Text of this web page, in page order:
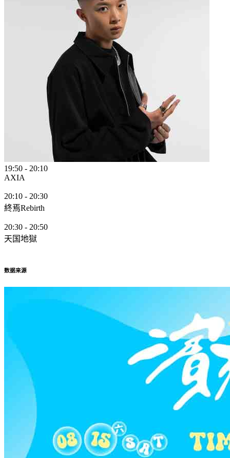
19:50 - 20:10
AXIA
20:10 - 20:30
終焉Rebirth
20:30 - 20:50
天国地獄
数据来源